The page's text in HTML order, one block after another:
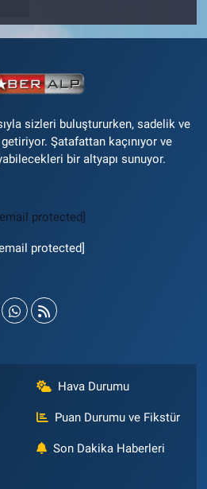
sizleri buluştururken, sadelik ve
Şatafattan kaçınıyor ve
bir altyapı sunuyor.
protected]
protected]
Hava Durumu
Puan Durumu ve Fikstür
Son Dakika Haberleri